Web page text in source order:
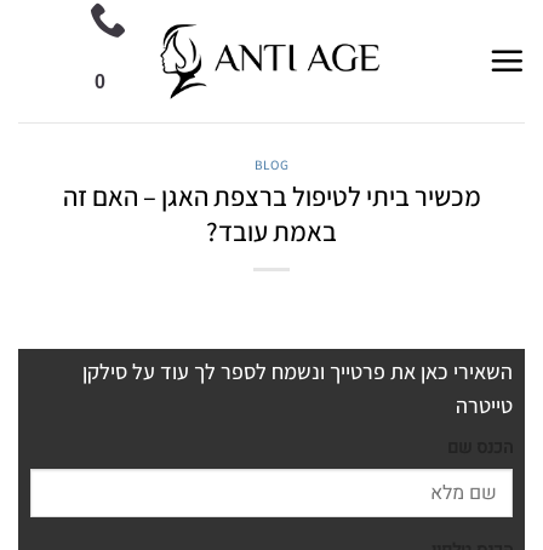
content
0
BLOG
מכשיר ביתי לטיפול ברצפת האגן – האם זה
באמת עובד?
השאירי כאן את פרטייך ונשמח לספר לך עוד על סילקן
טייטרה